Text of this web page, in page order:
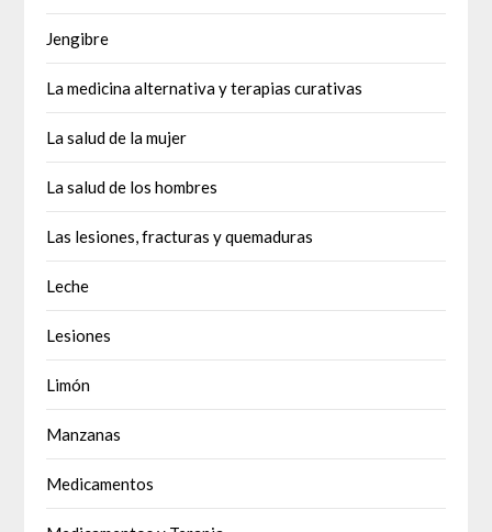
Jengibre
La medicina alternativa y terapias curativas
La salud de la mujer
La salud de los hombres
Las lesiones, fracturas y quemaduras
Leche
Lesiones
Limón
Manzanas
Medicamentos